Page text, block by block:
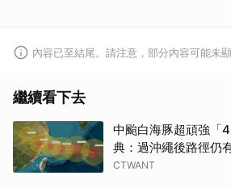
內容已至結尾。請注意，部分內容可能未顯
繼續看下去
中颱白海豚超頑強「
典：過沖繩後路徑仍
CTWANT